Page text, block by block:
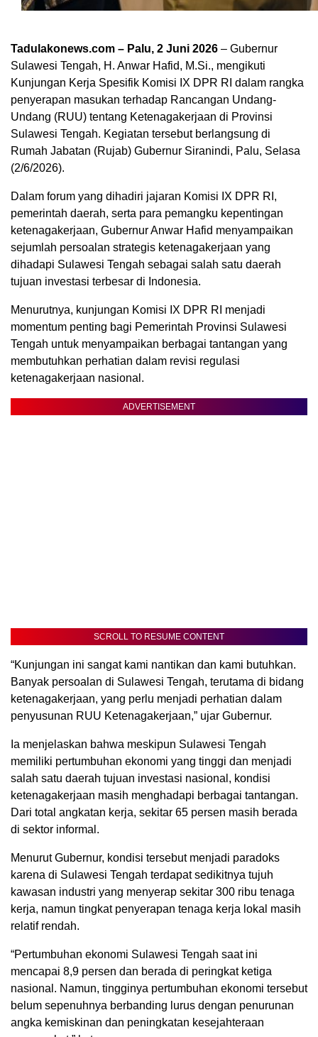
Tadulakonews.com – Palu, 2 Juni 2026 – Gubernur
Sulawesi Tengah, H. Anwar Hafid, M.Si., mengikuti
Kunjungan Kerja Spesifik Komisi IX DPR RI dalam rangka
penyerapan masukan terhadap Rancangan Undang-
Undang (RUU) tentang Ketenagakerjaan di Provinsi
Sulawesi Tengah. Kegiatan tersebut berlangsung di
Rumah Jabatan (Rujab) Gubernur Siranindi, Palu, Selasa
(2/6/2026).
Dalam forum yang dihadiri jajaran Komisi IX DPR RI,
pemerintah daerah, serta para pemangku kepentingan
ketenagakerjaan, Gubernur Anwar Hafid menyampaikan
sejumlah persoalan strategis ketenagakerjaan yang
dihadapi Sulawesi Tengah sebagai salah satu daerah
tujuan investasi terbesar di Indonesia.
Menurutnya, kunjungan Komisi IX DPR RI menjadi
momentum penting bagi Pemerintah Provinsi Sulawesi
Tengah untuk menyampaikan berbagai tantangan yang
membutuhkan perhatian dalam revisi regulasi
ketenagakerjaan nasional.
ADVERTISEMENT
SCROLL TO RESUME CONTENT
“Kunjungan ini sangat kami nantikan dan kami butuhkan.
Banyak persoalan di Sulawesi Tengah, terutama di bidang
ketenagakerjaan, yang perlu menjadi perhatian dalam
penyusunan RUU Ketenagakerjaan,” ujar Gubernur.
Ia menjelaskan bahwa meskipun Sulawesi Tengah
memiliki pertumbuhan ekonomi yang tinggi dan menjadi
salah satu daerah tujuan investasi nasional, kondisi
ketenagakerjaan masih menghadapi berbagai tantangan.
Dari total angkatan kerja, sekitar 65 persen masih berada
di sektor informal.
Menurut Gubernur, kondisi tersebut menjadi paradoks
karena di Sulawesi Tengah terdapat sedikitnya tujuh
kawasan industri yang menyerap sekitar 300 ribu tenaga
kerja, namun tingkat penyerapan tenaga kerja lokal masih
relatif rendah.
“Pertumbuhan ekonomi Sulawesi Tengah saat ini
mencapai 8,9 persen dan berada di peringkat ketiga
nasional. Namun, tingginya pertumbuhan ekonomi tersebut
belum sepenuhnya berbanding lurus dengan penurunan
angka kemiskinan dan peningkatan kesejahteraan